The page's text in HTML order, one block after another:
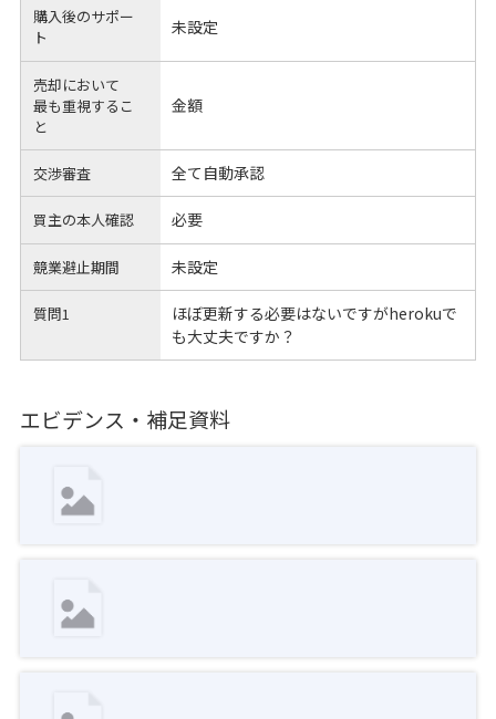
購入後のサポー
ト
未設定
売却において
最も重視するこ
と
金額
交渉審査 全て自動承認
買主の本人確認 必要
競業避止期間 未設定
質問1
ほぼ更新する必要はないですがherokuで
も大丈夫ですか？
エビデンス・補足資料